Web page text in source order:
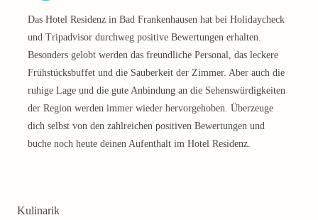
Das Hotel Residenz in Bad Frankenhausen hat bei Holidaycheck
und Tripadvisor durchweg positive Bewertungen erhalten.
Besonders gelobt werden das freundliche Personal, das leckere
Frühstücksbuffet und die Sauberkeit der Zimmer. Aber auch die
ruhige Lage und die gute Anbindung an die Sehenswürdigkeiten
der Region werden immer wieder hervorgehoben. Überzeuge
dich selbst von den zahlreichen positiven Bewertungen und
buche noch heute deinen Aufenthalt im Hotel Residenz.
Kulinarik